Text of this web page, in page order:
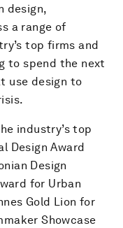
design,
a range of
top firms and
to spend the next
use design to
industry’s top
Design Award
Design
for Urban
Gold Lion for
Showcase